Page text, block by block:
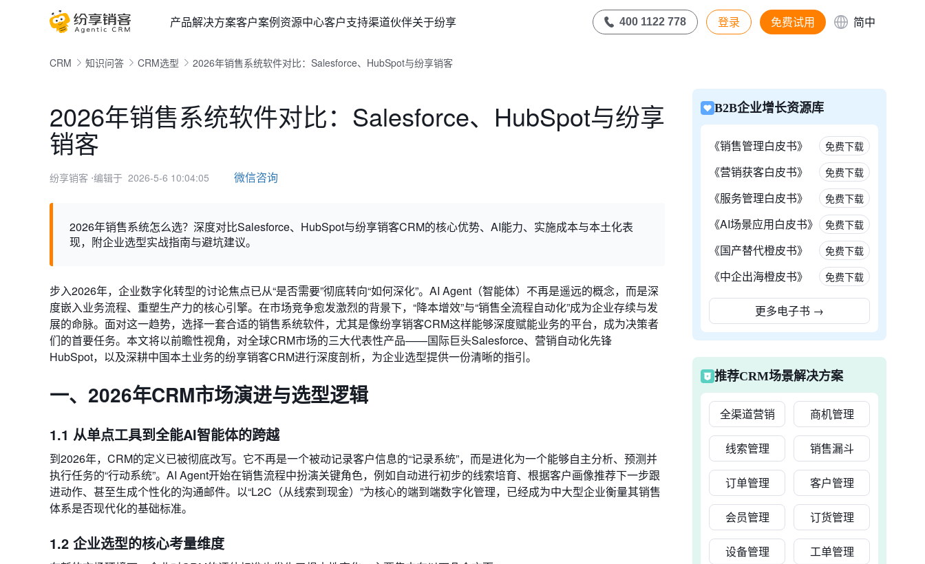
产品解决方案客户案例资源中心客户支持渠道伙伴关于纷享 400 1122 778 登录 免费试用 简中
CRM 知识问答 CRM选型 2026年销售系统软件对比：Salesforce、HubSpot与纷享销客
2026年销售系统软件对比：Salesforce、HubSpot与纷享
销客
纷享销客 ⋅编辑于 2026-5-6 10:04:05 微信咨询
2026年销售系统怎么选？深度对比Salesforce、HubSpot与纷享销客CRM的核心优势、AI能力、实施成本与本土化表
现，附企业选型实战指南与避坑建议。
步入2026年，企业数字化转型的讨论焦点已从“是否需要”彻底转向“如何深化”。AI Agent（智能体）不再是遥远的概念，而是深
度嵌入业务流程、重塑生产力的核心引擎。在市场竞争愈发激烈的背景下，“降本增效”与“销售全流程自动化”成为企业存续与发
展的命脉。面对这一趋势，选择一套合适的销售系统软件，尤其是像纷享销客CRM这样能够深度赋能业务的平台，成为决策者
们的首要任务。本文将以前瞻性视角，对全球CRM市场的三大代表性产品——国际巨头Salesforce、营销自动化先锋
HubSpot，以及深耕中国本土业务的纷享销客CRM进行深度剖析，为企业选型提供一份清晰的指引。
一、2026年CRM市场演进与选型逻辑
1.1 从单点工具到全能AI智能体的跨越
到2026年，CRM的定义已被彻底改写。它不再是一个被动记录客户信息的“记录系统”，而是进化为一个能够自主分析、预测并
执行任务的“行动系统”。AI Agent开始在销售流程中扮演关键角色，例如自动进行初步的线索培育、根据客户画像推荐下一步跟
进动作、甚至生成个性化的沟通邮件。以“L2C（从线索到现金）”为核心的端到端数字化管理，已经成为中大型企业衡量其销售
体系是否现代化的基础标准。
1.2 企业选型的核心考量维度
B2B企业增长资源库
《销售管理白皮书》 免费下载
《营销获客白皮书》 免费下载
《服务管理白皮书》 免费下载
《AI场景应用白皮书》 免费下载
《国产替代橙皮书》 免费下载
《中企出海橙皮书》 免费下载
更多电子书 →
推荐CRM场景解决方案
全渠道营销 商机管理
线索管理 销售漏斗
订单管理 客户管理
会员管理 订货管理
设备管理 工单管理